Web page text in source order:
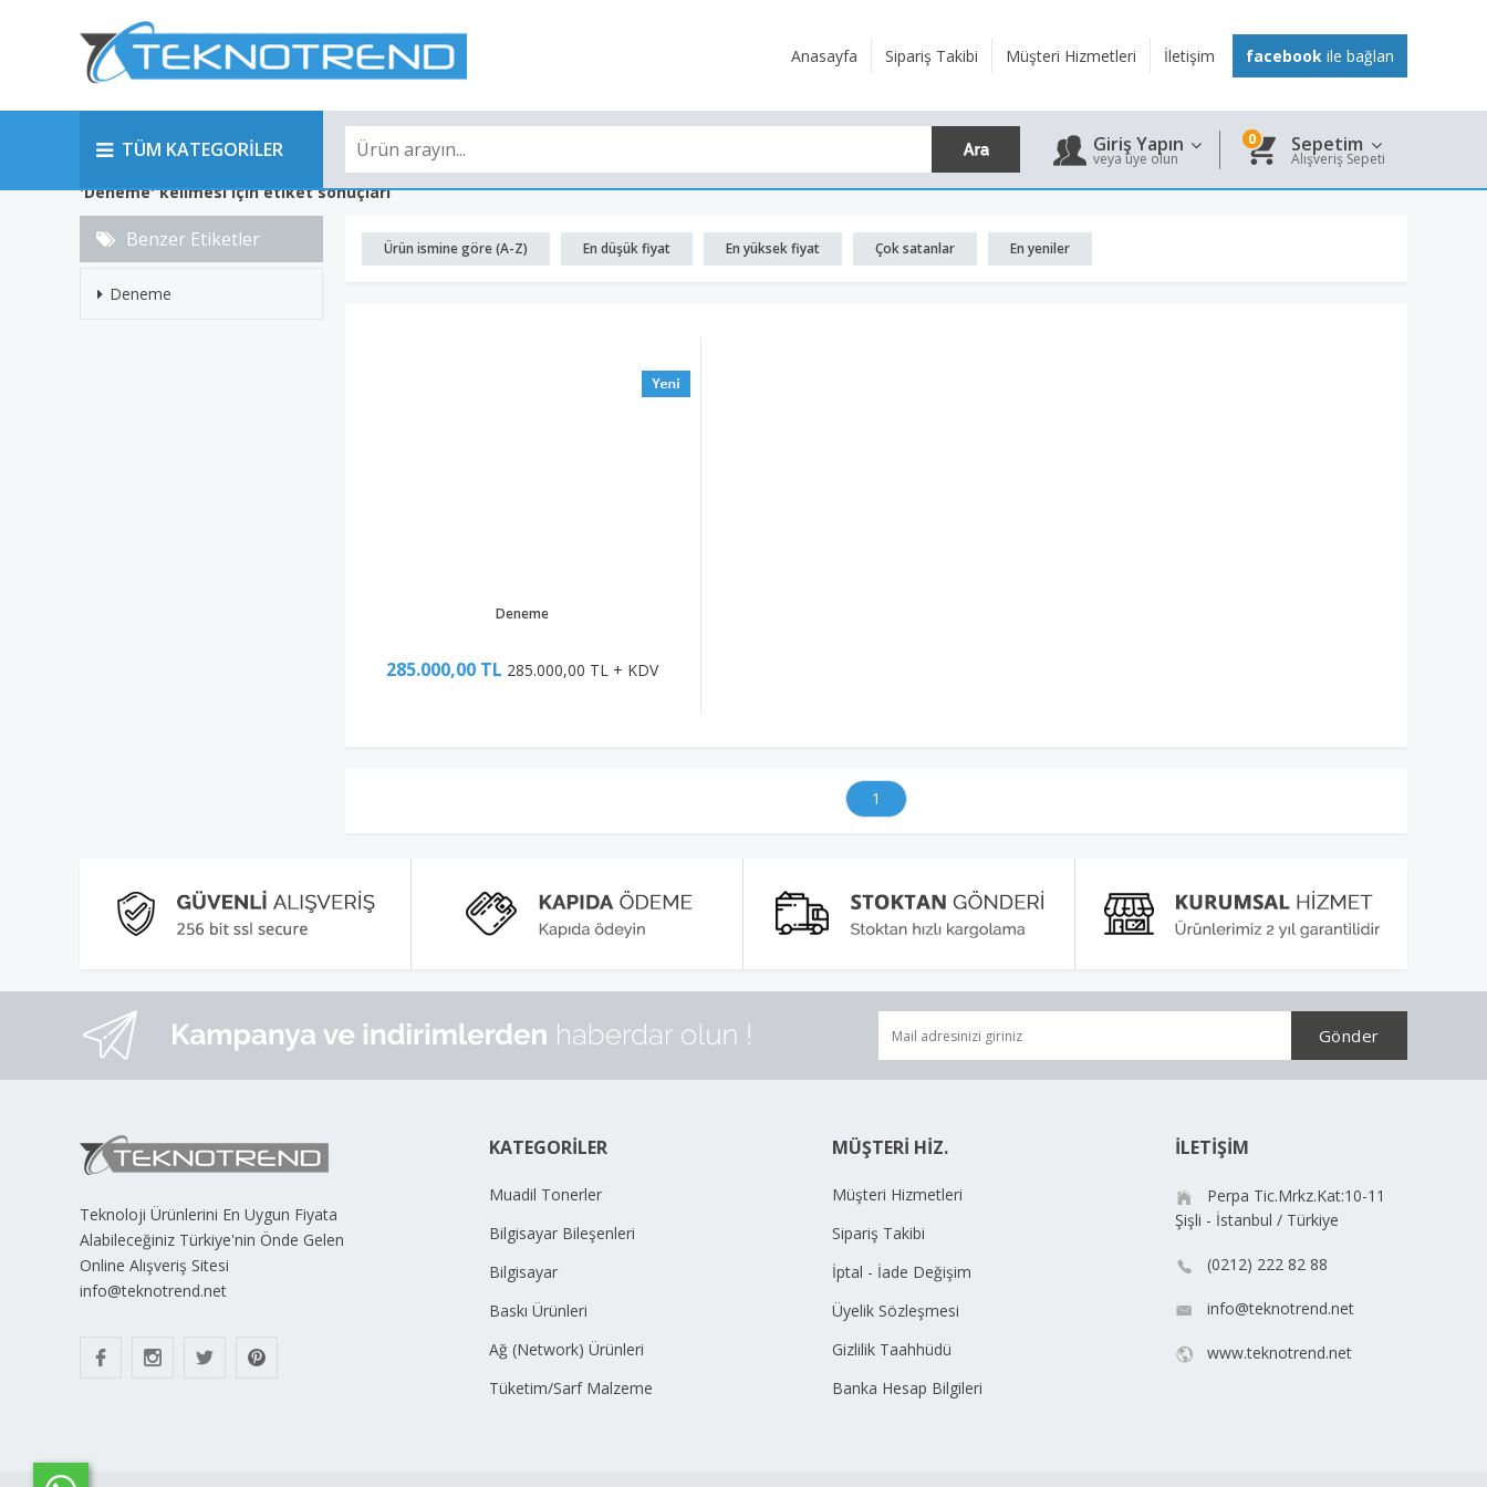
Anasayfa Sipariş Takibi Müşteri Hizmetleri İletişim facebook ile bağlan
TÜM KATEGORİLER Giriş Yapın
veya üye olun
0 Sepetim
Alışveriş Sepeti
'Deneme' kelimesi için etiket sonuçları
Benzer Etiketler
Deneme
Ürün ismine göre (A-Z) En düşük fiyat En yüksek fiyat Çok satanlar En yeniler
Deneme
285.000,00 TL 285.000,00 TL + KDV
1
Teknoloji Ürünlerini En Uygun Fiyata
Alabileceğiniz Türkiye'nin Önde Gelen
Online Alışveriş Sitesi
info@teknotrend.net
KATEGORİLER
Muadil Tonerler
Bilgisayar Bileşenleri
Bilgisayar
Baskı Ürünleri
Ağ (Network) Ürünleri
Tüketim/Sarf Malzeme
MÜŞTERİ HİZ.
Müşteri Hizmetleri
Sipariş Takibi
İptal - İade Değişim
Üyelik Sözleşmesi
Gizlilik Taahhüdü
Banka Hesap Bilgileri
İLETİŞİM
Perpa Tic.Mrkz.Kat:10-11
Şişli - İstanbul / Türkiye
(0212) 222 82 88
info@teknotrend.net
www.teknotrend.net